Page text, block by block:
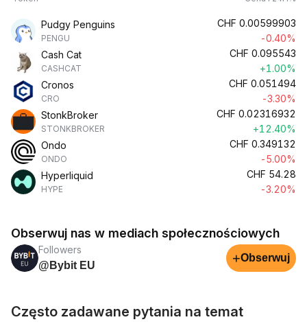
Pudgy Penguins
PENGU
CHF 0.00599903
-0.40%
Cash Cat
CASHCAT
CHF 0.095543
+1.00%
Cronos
CRO
CHF 0.051494
-3.30%
StonkBroker
STONKBROKER
CHF 0.02316932
+12.40%
Ondo
ONDO
CHF 0.349132
-5.00%
Hyperliquid
HYPE
CHF 54.28
-3.20%
Obserwuj nas w mediach społecznościowych
Followers
@Bybit EU
+Obserwuj
Często zadawane pytania na temat